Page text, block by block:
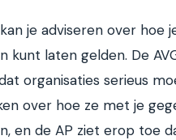
je adviseren over hoe
kunt laten gelden. De
organisaties serieus
over hoe ze met je
en de AP ziet erop toe